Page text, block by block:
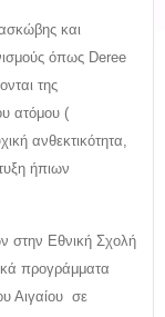
και
όπως Deree
της
ατόμου (
ανθεκτικότητα,
ήπιων
στην Εθνική Σχολή
προγράμματα
Αιγαίου σε